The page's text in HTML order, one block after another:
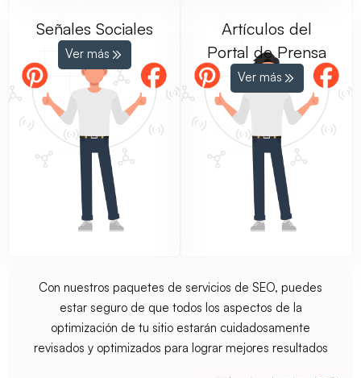
Señales Sociales
Ver más
Artículos del
Portal de Prensa
Ver más
Con nuestros paquetes de servicios de SEO, puedes
estar seguro de que todos los aspectos de la
optimización de tu sitio estarán cuidadosamente
revisados y optimizados para lograr mejores resultados